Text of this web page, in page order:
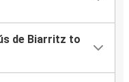
de Biarritz to